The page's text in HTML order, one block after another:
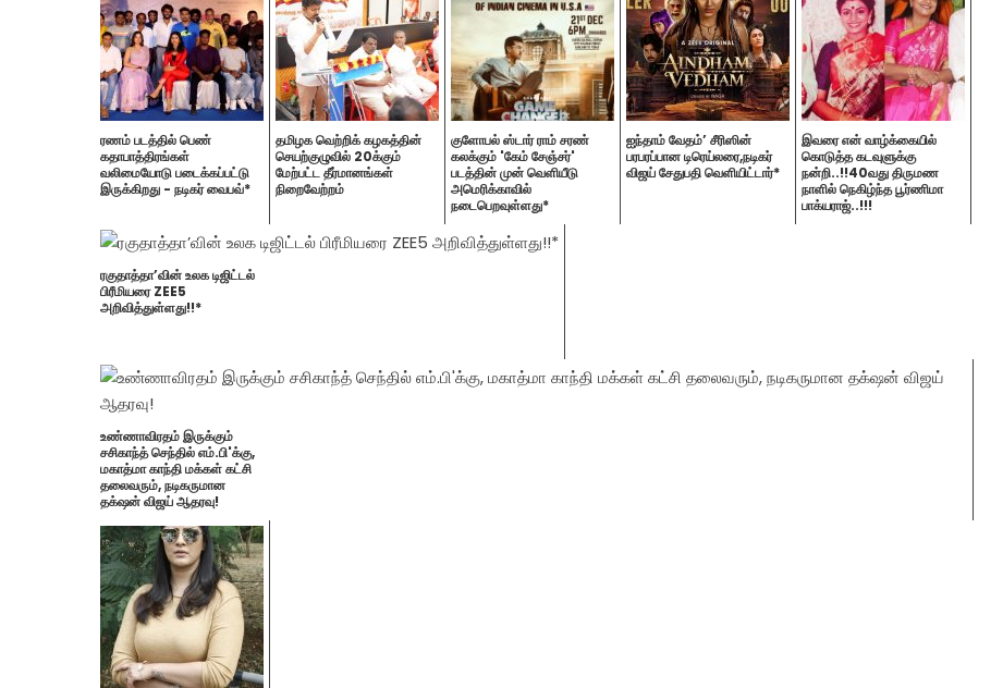
ரணம் படத்தில் பெண்
கதாபாத்திரங்கள்
வலிமையோடு படைக்கப்பட்டு
இருக்கிறது - நடிகர் வைபவ்*
தமிழக வெற்றிக் கழகத்தின்
செயற்குழுவில் 20க்கும்
மேற்பட்ட தீர்மானங்கள்
நிறைவேற்றம்
குளோபல் ஸ்டார் ராம் சரண்
கலக்கும் 'கேம் சேஞ்சர்'
படத்தின் முன் வெளியீடு
அமெரிக்காவில்
நடைபெறவுள்ளது*
ஐந்தாம் வேதம்’ சீரிஸின்
பரபரப்பான டிரெய்லரை,நடிகர்
விஜய் சேதுபதி வெளியிட்டார்*
இவரை என் வாழ்க்கையில்
கொடுத்த கடவுளுக்கு
நன்றி..!!40வது திருமண
நாளில் நெகிழ்ந்த பூர்ணிமா
பாக்யராஜ்..!!!
ரகுதாத்தா’வின் உலக டிஜிட்டல்
பிரீமியரை ZEE5
அறிவித்துள்ளது!!*
உண்ணாவிரதம் இருக்கும்
சசிகாந்த் செந்தில் எம்.பி'க்கு,
மகாத்மா காந்தி மக்கள் கட்சி
தலைவரும், நடிகருமான
தக்‌ஷன் விஜய் ஆதரவு!